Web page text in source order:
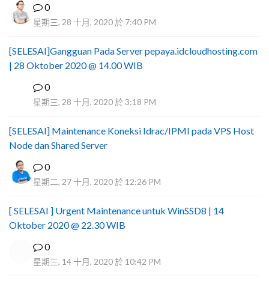
0
星期三, 28 十月, 2020 於 7:40 PM
[SELESAI]Gangguan Pada Server pepaya.idcloudhosting.com
| 28 Oktober 2020 @ 14.00 WIB
0
星期三, 28 十月, 2020 於 3:18 PM
[SELESAI] Maintenance Koneksi Idrac/IPMI pada VPS Host
Node dan Shared Server
0
星期二, 27 十月, 2020 於 12:26 PM
[ SELESAI ] Urgent Maintenance untuk WinSSD8 | 14
Oktober 2020 @ 22.30 WIB
0
星期三, 14 十月, 2020 於 10:42 PM